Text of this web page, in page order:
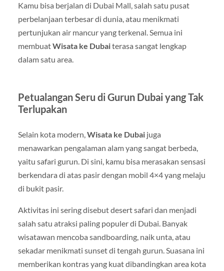
Kamu bisa berjalan di Dubai Mall, salah satu pusat
perbelanjaan terbesar di dunia, atau menikmati
pertunjukan air mancur yang terkenal. Semua ini
membuatWisata ke Dubaiterasa sangat lengkap
dalam satu area.
Petualangan Seru di Gurun Dubai yang Tak
Terlupakan
Selain kota modern,Wisata ke Dubaijuga
menawarkan pengalaman alam yang sangat berbeda,
yaitu safari gurun. Di sini, kamu bisa merasakan sensasi
berkendara di atas pasir dengan mobil 4×4 yang melaju
di bukit pasir.
Aktivitas ini sering disebut desert safari dan menjadi
salah satu atraksi paling populer di Dubai. Banyak
wisatawan mencoba sandboarding, naik unta, atau
sekadar menikmati sunset di tengah gurun. Suasana ini
memberikan kontras yang kuat dibandingkan area kota